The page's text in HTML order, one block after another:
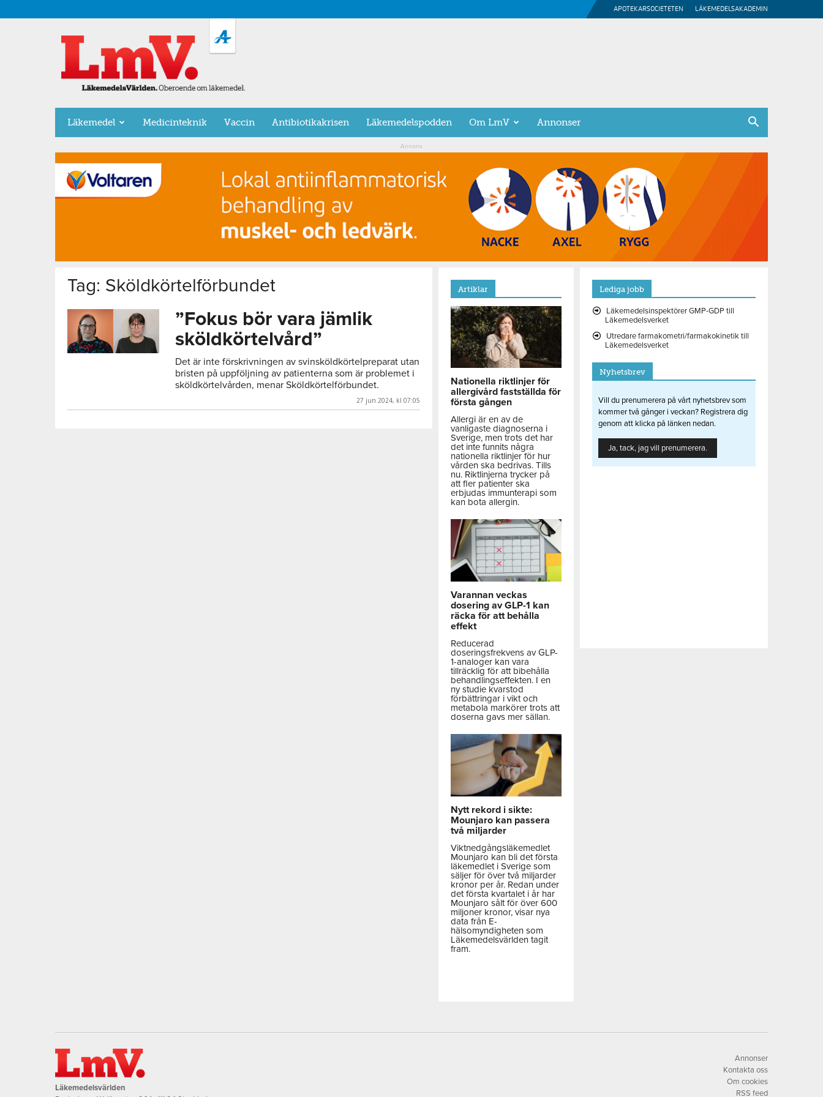
APOTEKARSOCIETETEN LÄKEMEDELSAKADEMIN
LäkemedelsVärlden
Läkemedel Medicinteknik Vaccin Antibiotikakrisen Läkemedelspodden Om LmV Annonser
Annons
Tag: Sköldkörtelförbundet
”Fokus bör vara jämlik
sköldkörtelvård”
Det är inte förskrivningen av svinsköldkörtelpreparat utan
bristen på uppföljning av patienterna som är problemet i
sköldkörtelvården, menar Sköldkörtelförbundet.
27 jun 2024, kl 07:05
Artiklar
Nationella riktlinjer för
allergivård fastställda för
första gången
Allergi är en av de
vanligaste diagnoserna i
Sverige, men trots det har
det inte funnits några
nationella riktlinjer för hur
vården ska bedrivas. Tills
nu. Riktlinjerna trycker på
att fler patienter ska
erbjudas immunterapi som
kan bota allergin.
Varannan veckas
dosering av GLP-1 kan
räcka för att behålla
effekt
Reducerad
doseringsfrekvens av GLP-
1-analoger kan vara
tillräcklig för att bibehålla
behandlingseffekten. I en
ny studie kvarstod
förbättringar i vikt och
metabola markörer trots att
doserna gavs mer sällan.
Nytt rekord i sikte:
Mounjaro kan passera
två miljarder
Viktnedgångsläkemedlet
Mounjaro kan bli det första
läkemedlet i Sverige som
säljer för över två miljarder
kronor per år. Redan under
det första kvartalet i år har
Mounjaro sålt för över 600
miljoner kronor, visar nya
data från E-
hälsomyndigheten som
Läkemedelsvärlden tagit
fram.
Lediga jobb
Läkemedelsinspektörer GMP-GDP till
Läkemedelsverket
Utredare farmakometri/farmakokinetik till
Läkemedelsverket
Nyhetsbrev
Vill du prenumerera på vårt nyhetsbrev som
kommer två gånger i veckan? Registrera dig
genom att klicka på länken nedan.
Ja, tack, jag vill prenumerera.
Läkemedelsvärlden
Annonser
Kontakta oss
Om cookies
RSS feed